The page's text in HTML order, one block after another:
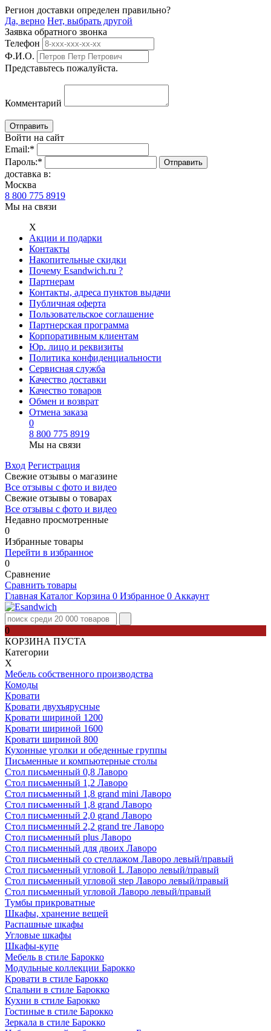
Регион доставки определен правильно?
Да, верно Нет, выбрать другой
Заявка обратного звонка
Телефон
Ф.И.О.
Представьтесь пожалуйста.
Комментарий
Войти на сайт
Email:*
Пароль:*
доставка в:
Москва
8 800 775 8919
Мы на связи
Х
Акции и подарки
Контакты
Накопительные скидки
Почему Esandwich.ru ?
Партнерам
Контакты, адреса пунктов выдачи
Публичная оферта
Пользовательское соглашение
Партнерская программа
Корпоративным клиентам
Юр. лицо и реквизиты
Политика конфиденциальности
Сервисная служба
Качество доставки
Качество товаров
Обмен и возврат
Отмена заказа
0
8 800 775 8919
Мы на связи
Вход Регистрация
Свежие отзывы о магазине
Все отзывы с фото и видео
Свежие отзывы о товарах
Все отзывы c фото и видео
Недавно просмотренные
0
Избранные товары
Перейти в избранное
0
Сравнение
Сравнить товары
Главная Каталог Корзина 0 Избранное 0 Аккаунт
0
КОРЗИНА ПУСТА
Категории
Х
Мебель собственного производства
Комоды
Кровати
Кровати двухъярусные
Кровати шириной 1200
Кровати шириной 1600
Кровати шириной 800
Кухонные уголки и обеденные группы
Письменные и компьютерные столы
Стол письменный 0,8 Лаворо
Стол письменный 1,2 Лаворо
Стол письменный 1,8 grand mini Лаворо
Стол письменный 1,8 grand Лаворо
Стол письменный 2,0 grand Лаворо
Стол письменный 2,2 grand tre Лаворо
Стол письменный plus Лаворо
Стол письменный для двоих Лаворо
Стол письменный со стеллажом Лаворо левый/правый
Стол письменный угловой L Лаворо левый/правый
Стол письменный угловой step Лаворо левый/правый
Стол письменный угловой Лаворо левый/правый
Тумбы прикроватные
Шкафы, хранение вещей
Распашные шкафы
Угловые шкафы
Шкафы-купе
Мебель в стиле Барокко
Модульные коллекции Барокко
Кровати в стиле Барокко
Спальни в стиле Барокко
Кухни в стиле Барокко
Гостиные в стиле Барокко
Зеркала в стиле Барокко